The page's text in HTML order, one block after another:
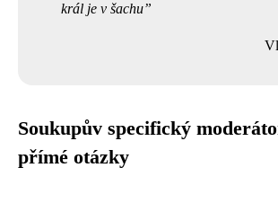
král je v šachu
Soukupův specifický
přímé otázky